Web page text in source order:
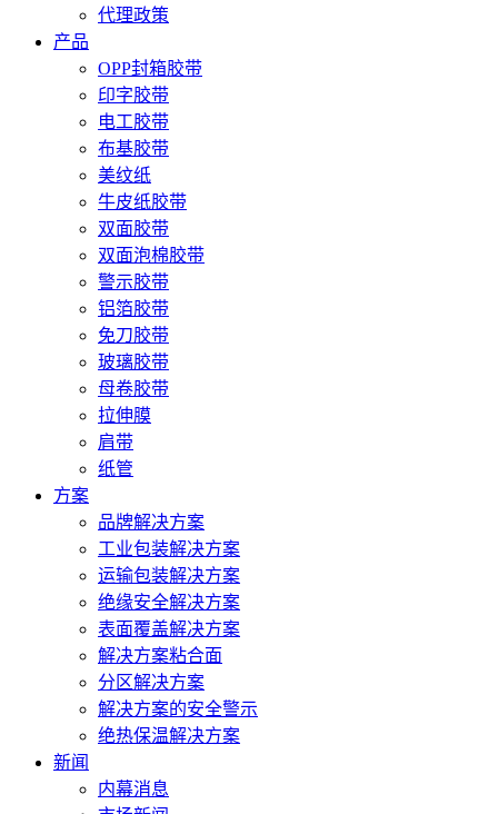
代理政策
产品
OPP封箱胶带
印字胶带
电工胶带
布基胶带
美纹纸
牛皮纸胶带
双面胶带
双面泡棉胶带
警示胶带
铝箔胶带
免刀胶带
玻璃胶带
母卷胶带
拉伸膜
肩带
纸管
方案
品牌解决方案
工业包装解决方案
运输包装解决方案
绝缘安全解决方案
表面覆盖解决方案
解决方案粘合面
分区解决方案
解决方案的安全警示
绝热保温解决方案
新闻
内幕消息